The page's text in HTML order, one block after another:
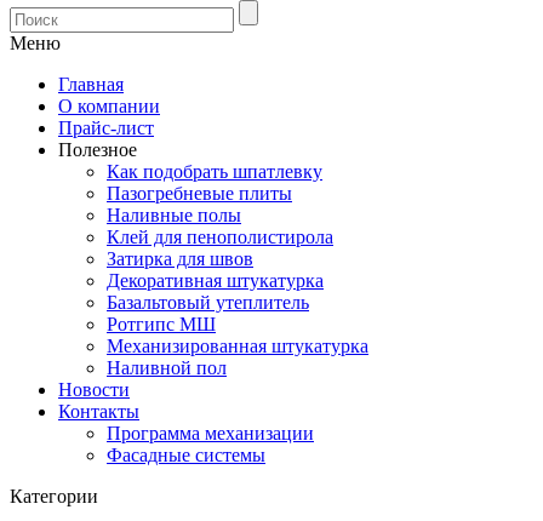
Меню
Главная
О компании
Прайс-лист
Полезное
Как подобрать шпатлевку
Пазогребневые плиты
Наливные полы
Клей для пенополистирола
Затирка для швов
Декоративная штукатурка
Базальтовый утеплитель
Ротгипс МШ
Механизированная штукатурка
Наливной пол
Новости
Контакты
Программа механизации
Фасадные системы
Категории